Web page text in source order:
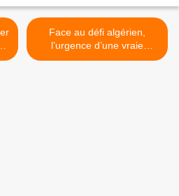
Face au défi algérien,
l’urgence d’une vraie
riposte >